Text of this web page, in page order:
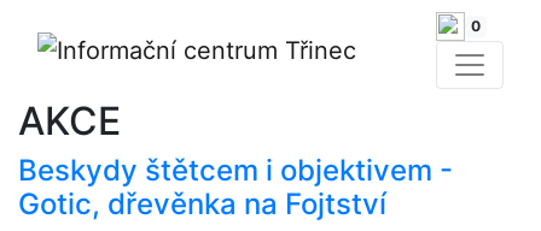
0
AKCE
Beskydy štětcem i objektivem -
Gotic, dřevěnka na Fojtství